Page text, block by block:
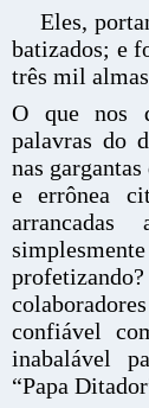
Eles,
batizados; e
três mil
O que nos
palavras do
nas
e errônea
confiável
inabalável
“Papa